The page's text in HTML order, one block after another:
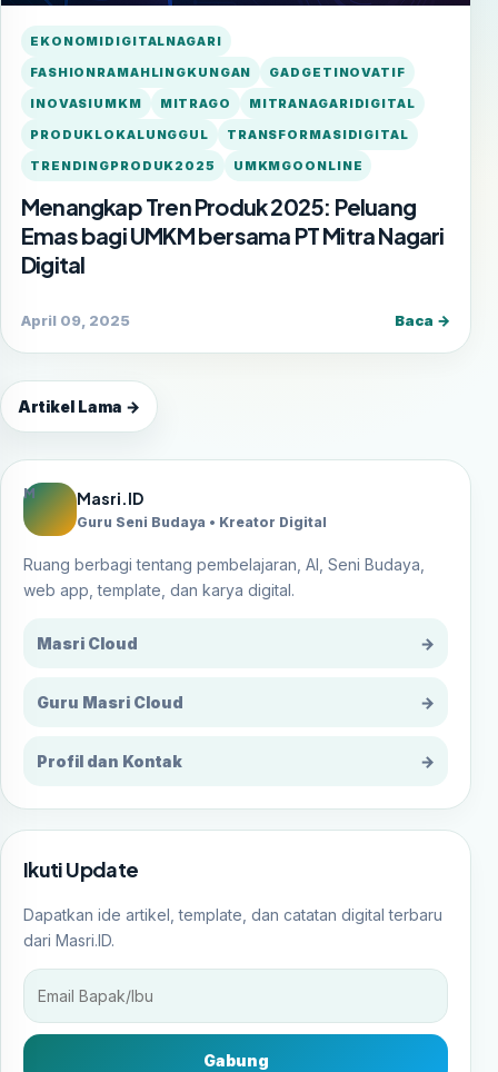
EKONOMIDIGITALNAGARI
FASHIONRAMAHLINGKUNGAN
GADGETINOVATIF
INOVASIUMKM
MITRAGO
MITRANAGARIDIGITAL
PRODUKLOKALUNGGUL
TRANSFORMASIDIGITAL
TRENDINGPRODUK2025
UMKMGOONLINE
Menangkap Tren Produk 2025: Peluang
Emas bagi UMKM bersama PT Mitra Nagari
Digital
April 09, 2025 Baca →
Artikel Lama →
M Masri.ID
Guru Seni Budaya • Kreator Digital
Ruang berbagi tentang pembelajaran, AI, Seni Budaya,
web app, template, dan karya digital.
Masri Cloud →
Guru Masri Cloud →
Profil dan Kontak →
Ikuti Update
Dapatkan ide artikel, template, dan catatan digital terbaru
dari Masri.ID.
Gabung